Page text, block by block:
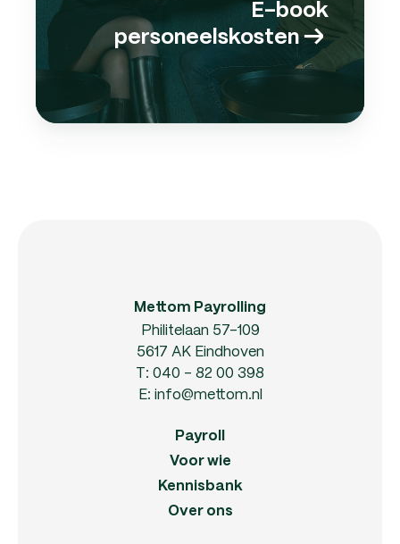
E-book
personeelskosten→
Mettom Payrolling
Philitelaan 57-109
5617 AK Eindhoven
T: 040 - 82 00 398
E: info@mettom.nl
Payroll
Voor wie
Kennisbank
Over ons